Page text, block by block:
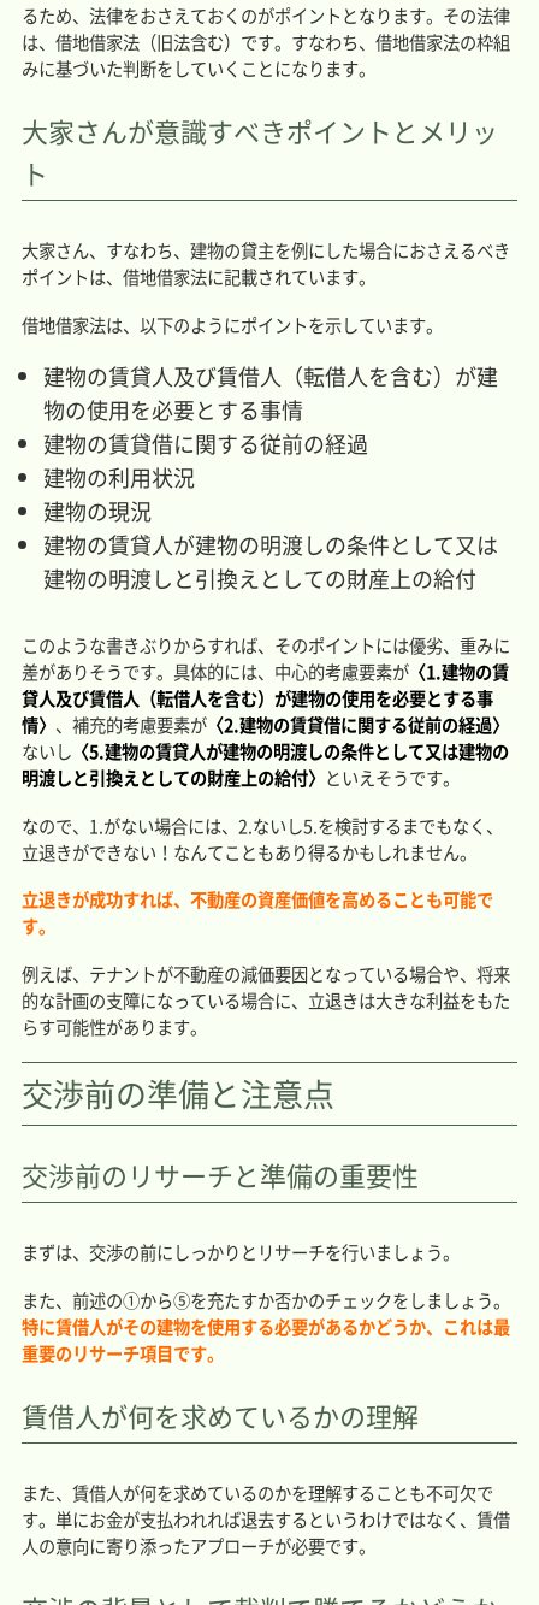
るため、法律をおさえておくのがポイントとなります。その法律
は、借地借家法（旧法含む）です。すなわち、借地借家法の枠組
みに基づいた判断をしていくことになります。
大家さんが意識すべきポイントとメリッ
ト
大家さん、すなわち、建物の貸主を例にした場合におさえるべき
ポイントは、借地借家法に記載されています。
借地借家法は、以下のようにポイントを示しています。
建物の賃貸人及び賃借人（転借人を含む）が建
物の使用を必要とする事情
建物の賃貸借に関する従前の経過
建物の利用状況
建物の現況
建物の賃貸人が建物の明渡しの条件として又は
建物の明渡しと引換えとしての財産上の給付
このような書きぶりからすれば、そのポイントには優劣、重みに
差がありそうです。具体的には、中心的考慮要素が〈1.建物の賃
貸人及び賃借人（転借人を含む）が建物の使用を必要とする事
情〉 、補充的考慮要素が〈2.建物の賃貸借に関する従前の経過〉
ないし 〈5.建物の賃貸人が建物の明渡しの条件として又は建物の
明渡しと引換えとしての財産上の給付〉 といえそうです。
なので、1.がない場合には、2.ないし5.を検討するまでもなく、
立退きができない！なんてこともあり得るかもしれません。
立退きが成功すれば、不動産の資産価値を高めることも可能で
す。
例えば、テナントが不動産の減価要因となっている場合や、将来
的な計画の支障になっている場合に、立退きは大きな利益をもた
らす可能性があります。
交渉前の準備と注意点
交渉前のリサーチと準備の重要性
まずは、交渉の前にしっかりとリサーチを行いましょう。
また、前述の①から⑤を充たすか否かのチェックをしましょう。
特に賃借人がその建物を使用する必要があるかどうか、これは最
重要のリサーチ項目です。
賃借人が何を求めているかの理解
また、賃借人が何を求めているのかを理解することも不可欠で
す。単にお金が支払われれば退去するというわけではなく、賃借
人の意向に寄り添ったアプローチが必要です。